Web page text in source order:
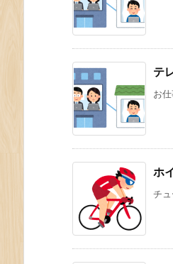
テ
お
ホ
チ